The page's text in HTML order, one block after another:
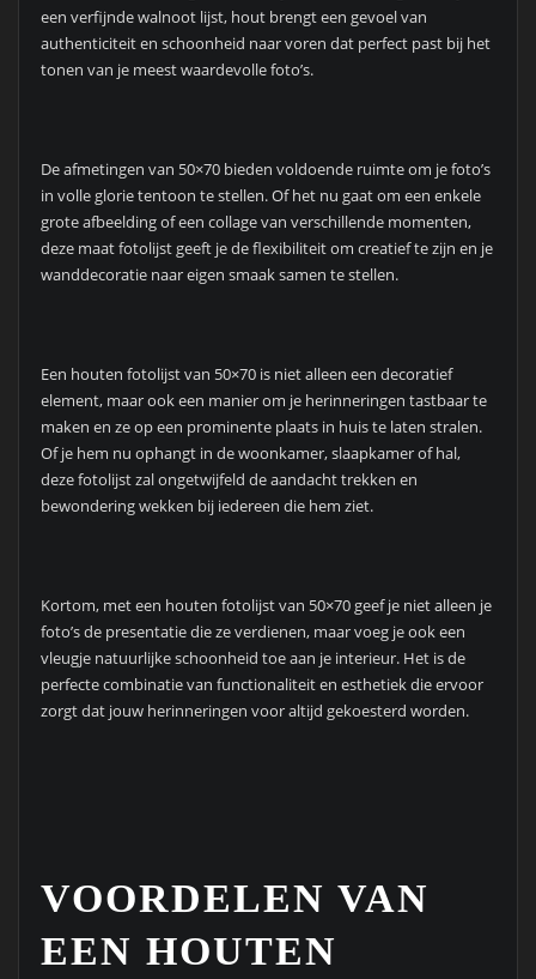
een verfijnde walnoot lijst, hout brengt een gevoel van
authenticiteit en schoonheid naar voren dat perfect past bij het
tonen van je meest waardevolle foto’s.
De afmetingen van 50×70 bieden voldoende ruimte om je foto’s
in volle glorie tentoon te stellen. Of het nu gaat om een enkele
grote afbeelding of een collage van verschillende momenten,
deze maat fotolijst geeft je de flexibiliteit om creatief te zijn en je
wanddecoratie naar eigen smaak samen te stellen.
Een houten fotolijst van 50×70 is niet alleen een decoratief
element, maar ook een manier om je herinneringen tastbaar te
maken en ze op een prominente plaats in huis te laten stralen.
Of je hem nu ophangt in de woonkamer, slaapkamer of hal,
deze fotolijst zal ongetwijfeld de aandacht trekken en
bewondering wekken bij iedereen die hem ziet.
Kortom, met een houten fotolijst van 50×70 geef je niet alleen je
foto’s de presentatie die ze verdienen, maar voeg je ook een
vleugje natuurlijke schoonheid toe aan je interieur. Het is de
perfecte combinatie van functionaliteit en esthetiek die ervoor
zorgt dat jouw herinneringen voor altijd gekoesterd worden.
VOORDELEN VAN
EEN HOUTEN